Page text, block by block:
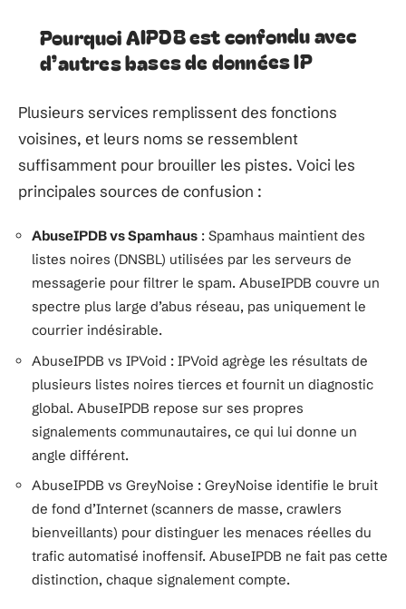
Pourquoi AIPDB est confondu avec
d’autres bases de données IP
Plusieurs services remplissent des fonctions
voisines, et leurs noms se ressemblent
suffisamment pour brouiller les pistes. Voici les
principales sources de confusion :
AbuseIPDB vs Spamhaus : Spamhaus maintient des
listes noires (DNSBL) utilisées par les serveurs de
messagerie pour filtrer le spam. AbuseIPDB couvre un
spectre plus large d’abus réseau, pas uniquement le
courrier indésirable.
AbuseIPDB vs IPVoid : IPVoid agrège les résultats de
plusieurs listes noires tierces et fournit un diagnostic
global. AbuseIPDB repose sur ses propres
signalements communautaires, ce qui lui donne un
angle différent.
AbuseIPDB vs GreyNoise : GreyNoise identifie le bruit
de fond d’Internet (scanners de masse, crawlers
bienveillants) pour distinguer les menaces réelles du
trafic automatisé inoffensif. AbuseIPDB ne fait pas cette
distinction, chaque signalement compte.